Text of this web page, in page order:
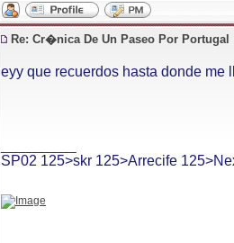
Re: Cr�nica De Un Paseo Por Portugal
eyy que recuerdos hasta donde
SP02 125>skr 125>Arrecife